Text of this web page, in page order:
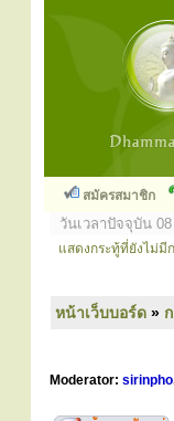
สมัครสมาชิก
วันเวลาปัจจุบัน
แสดงกระทู้ที่ยังไม่มี
หน้าเว็บบอร์ด »
Moderator: sirinpho